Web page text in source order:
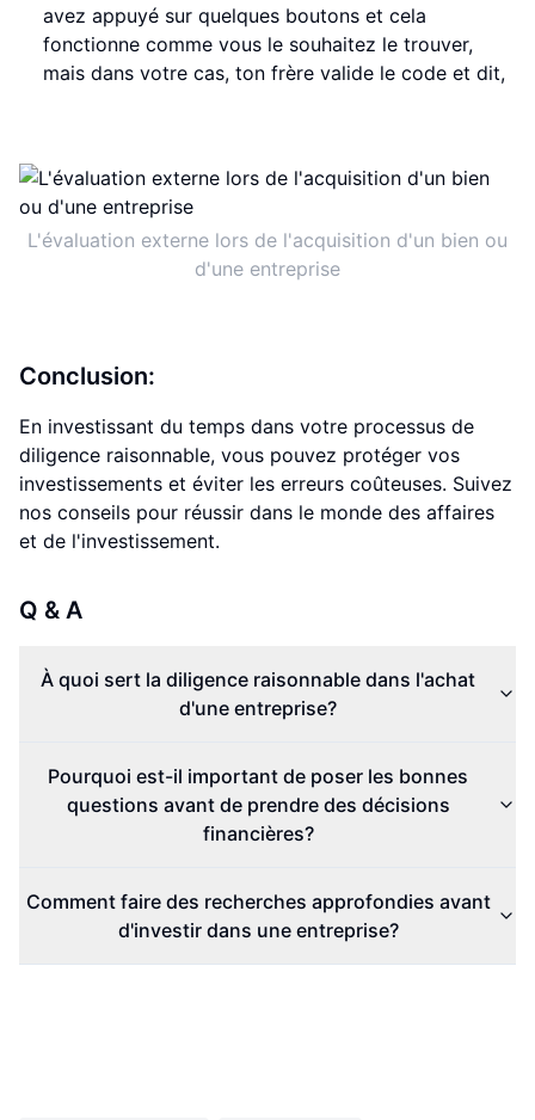
avez appuyé sur quelques boutons et cela
fonctionne comme vous le souhaitez le trouver,
mais dans votre cas, ton frère valide le code et dit,
L'évaluation externe lors de l'acquisition d'un bien ou
d'une entreprise
Conclusion:
En investissant du temps dans votre processus de
diligence raisonnable, vous pouvez protéger vos
investissements et éviter les erreurs coûteuses. Suivez
nos conseils pour réussir dans le monde des affaires
et de l'investissement.
Q & A
À quoi sert la diligence raisonnable dans l'achat
d'une entreprise?
Pourquoi est-il important de poser les bonnes
questions avant de prendre des décisions
financières?
Comment faire des recherches approfondies avant
d'investir dans une entreprise?